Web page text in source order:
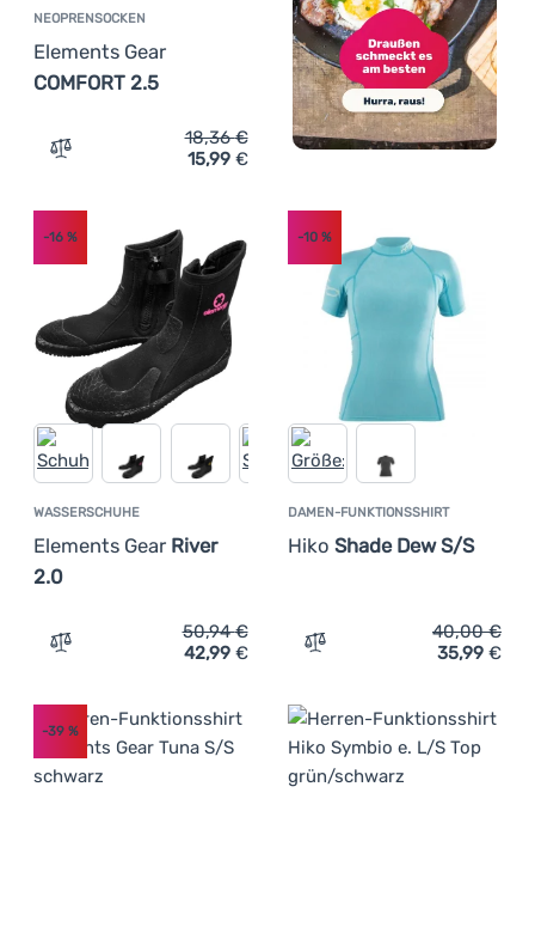
NEOPRENSOCKEN
Elements Gear
COMFORT 2.5
Zum Vergleich 'Neoprensocken Elements Gear
18,36€
15,99 €
WASSERSCHUHE
Elements Gear River
2.0
-16 %
Zum Vergleich 'Wasserschuhe Elements Gear River 2.0'
50,94€
42,99 €
DAMEN-FUNKTIONSSHIRT
Hiko Shade Dew S/S
-10%
Zum Vergleich 'Damen-
40,00€
35,99 €
-39 %